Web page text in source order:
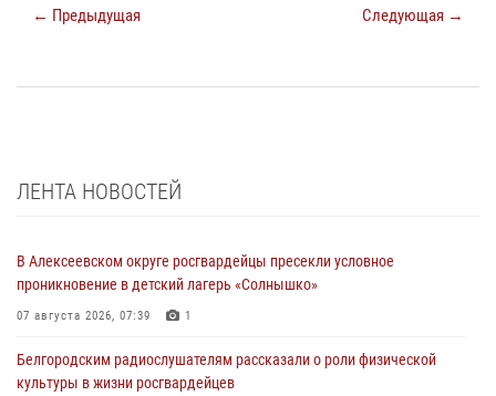
← Предыдущая Следующая →
ЛЕНТА НОВОСТЕЙ
В Алексеевском округе росгвардейцы пресекли условное
проникновение в детский лагерь «Солнышко»
07 августа 2026, 07:39 1
Белгородским радиослушателям рассказали о роли физической
культуры в жизни росгвардейцев